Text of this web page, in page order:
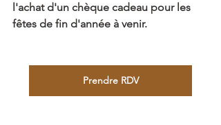
l'achat d'un chèque cadeau pour les
fêtes de fin d'année à venir.
Prendre RDV